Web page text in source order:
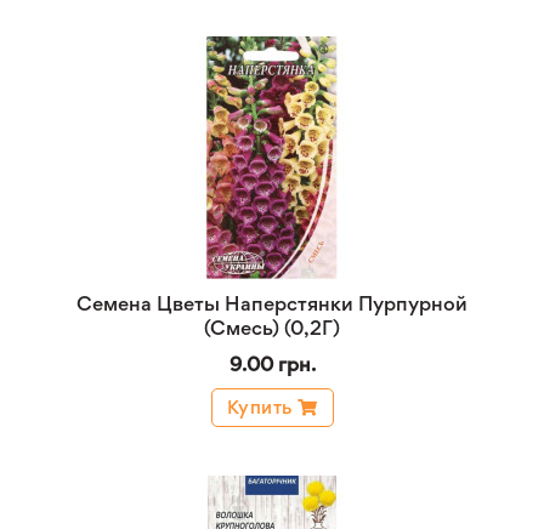
Семена Цветы Наперстянки Пурпурной
(Смесь) (0,2Г)
9.00 грн.
Купить